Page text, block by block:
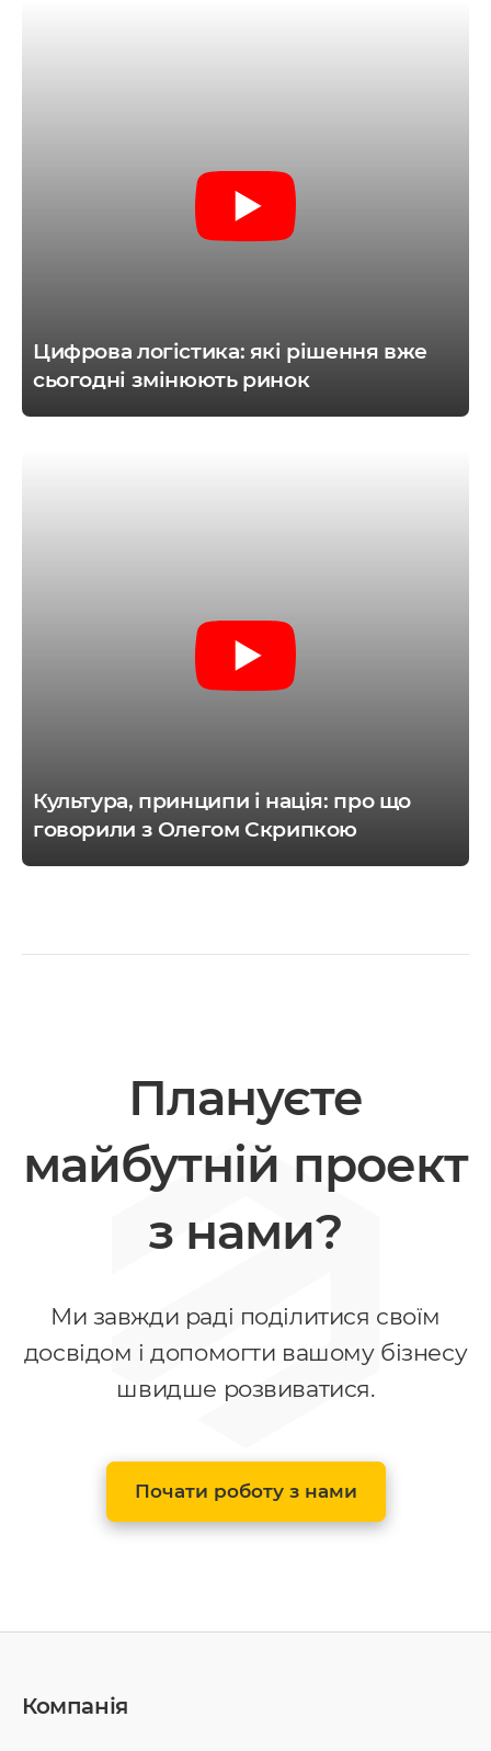
Цифрова логістика: які рішення вже
сьогодні змінюють ринок
Культура, принципи і нація: про що
говорили з Олегом Скрипкою
Плануєте
майбутній проект
з нами?
Ми завжди раді поділитися своїм
досвідом і допомогти вашому бізнесу
швидше розвиватися.
Почати роботу з нами
Компанія